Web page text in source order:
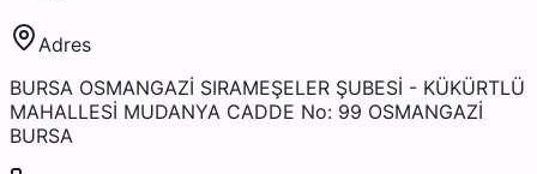
Adres
BURSA OSMANGAZİ SIRAMEŞELER ŞUBESİ - KÜKÜRTLÜ
MAHALLESİ MUDANYA CADDE No: 99 OSMANGAZİ
BURSA